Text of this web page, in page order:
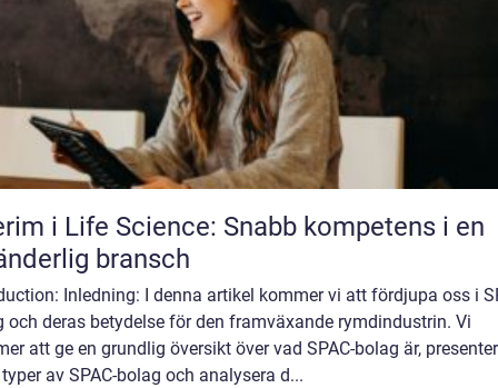
i Life Science: Snabb kompetens i en
bransch
Inledning: I denna artikel kommer vi att fördjupa oss i
och deras betydelse för den framväxande rymdindustrin. Vi
att ge en grundlig översikt över vad SPAC-bolag är,
av SPAC-bolag och analysera d...